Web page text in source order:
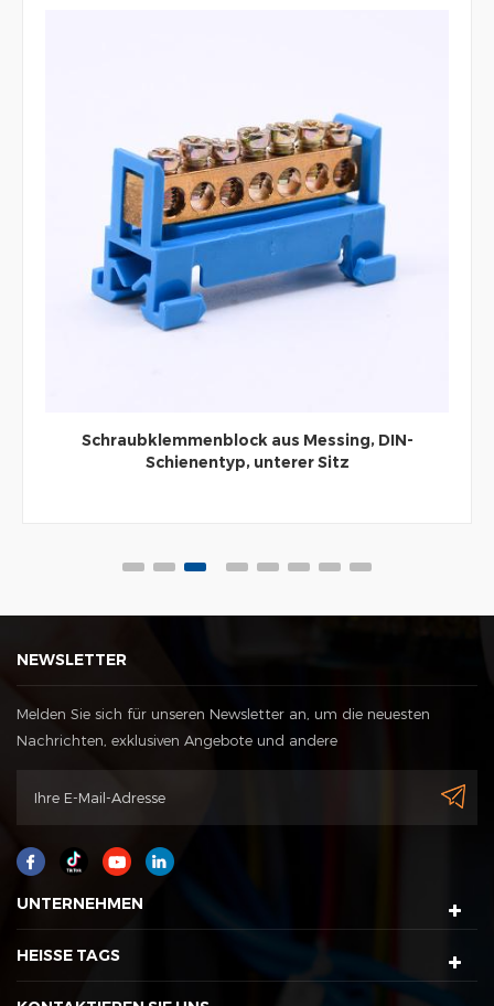
Schraubklemmenblock aus Messing, DIN-
Schienentyp, unterer Sitz
NEWSLETTER
Melden Sie sich für unseren Newsletter an, um die neuesten
Nachrichten, exklusiven Angebote und andere
Rabattinformationen zu erhalten
UNTERNEHMEN
HEISSE TAGS